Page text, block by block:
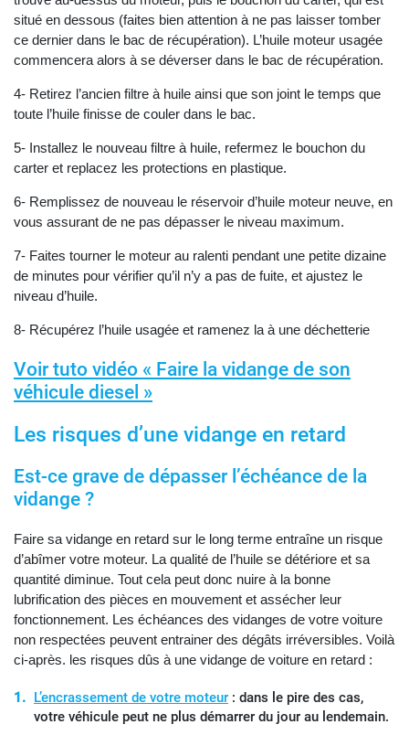
situé en dessous (faites bien attention à ne pas laisser tomber
ce dernier dans le bac de récupération). L’huile moteur usagée
commencera alors à se déverser dans le bac de récupération.
4- Retirez l’ancien filtre à huile ainsi que son joint le temps que
toute l’huile finisse de couler dans le bac.
5- Installez le nouveau filtre à huile, refermez le bouchon du
carter et replacez les protections en plastique.
6- Remplissez de nouveau le réservoir d’huile moteur neuve, en
vous assurant de ne pas dépasser le niveau maximum.
7- Faites tourner le moteur au ralenti pendant une petite dizaine
de minutes pour vérifier qu’il n’y a pas de fuite, et ajustez le
niveau d’huile.
8- Récupérez l’huile usagée et ramenez la à une déchetterie
Voir tuto vidéo « Faire la vidange de son
véhicule diesel »
Les risques d’une vidange en retard
Est-ce grave de dépasser l’échéance de la
vidange ?
Faire sa vidange en retard sur le long terme entraîne un risque
d’abîmer votre moteur. La qualité de l’huile se détériore et sa
quantité diminue. Tout cela peut donc nuire à la bonne
lubrification des pièces en mouvement et assécher leur
fonctionnement. Les échéances des vidanges de votre voiture
non respectées peuvent entrainer des dégâts irréversibles. Voilà
ci-après. les risques dûs à une vidange de voiture en retard :
L’encrassement de votre moteur : dans le pire des cas,
votre véhicule peut ne plus démarrer du jour au lendemain.